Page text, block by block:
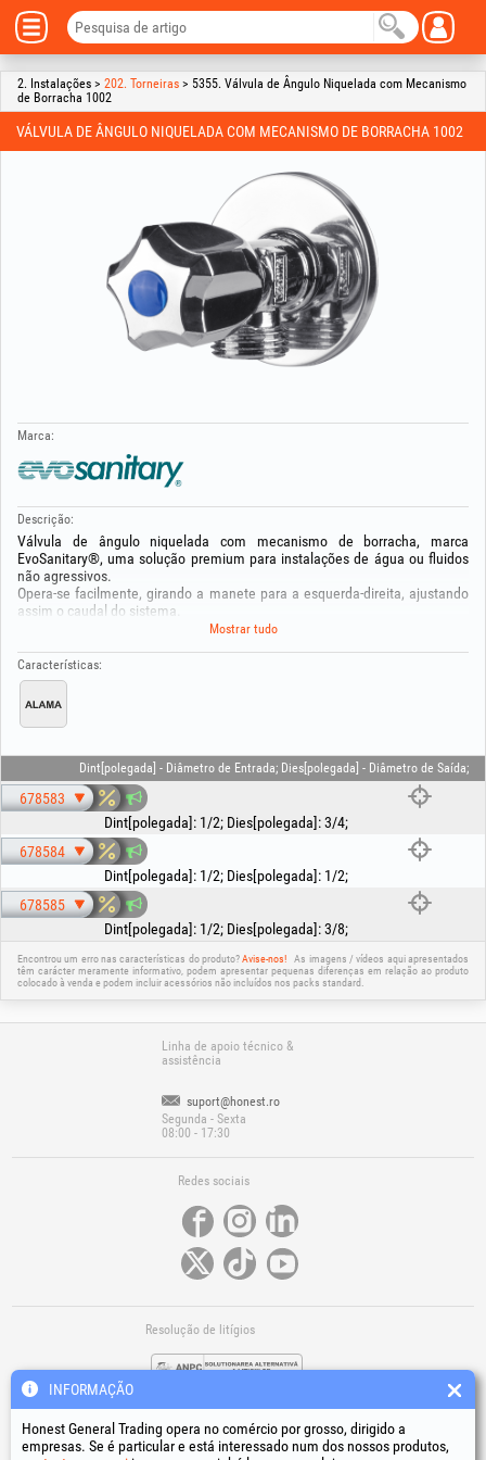
2. Instalações > 202. Torneiras > 5355. Válvula de Ângulo Niquelada com Mecanismo
de Borracha 1002
VÁLVULA DE ÂNGULO NIQUELADA COM MECANISMO DE BORRACHA 1002
Marca:
Descrição:
Válvula de ângulo niquelada com mecanismo de borracha, marca
EvoSanitary®, uma solução premium para instalações de água ou fluidos
não agressivos.
Opera-se facilmente, girando a manete para a esquerda‑direita, ajustando
assim o caudal do sistema.
O corpo em latão garante boa resistência à corrosão ao longo do tempo e o
instalação em zonas visíveis.
O mecanismo é fabricado em borracha.
Temperatura máxima de trabalho: 100°C
Mostrar tudo
Características:
Dint[polegada] - Diâmetro de Entrada; Dies[polegada] - Diâmetro de Saída;
678583
Dint[polegada]: 1/2; Dies[polegada]:3/4;
678584
Dint[polegada]: 1/2; Dies[polegada]: 1/2;
678585
Dint[polegada]: 1/2; Dies[polegada]:3/8;
Encontrou um erro nas características do produto?Avise-nos!
As imagens / vídeos aqui apresentados
têm carácter meramente informativo, podem apresentar pequenas diferenças em relação ao produto
colocado à venda e podem incluir acessórios não incluídos nos packs standard.
Linha de apoio técnico &
assistência
suport@honest.ro
Segunda - Sexta
08:00 - 17:30
Redes sociais
Resolução de litígios
INFORMAÇÃO
Honest General Trading opera no comércio por grosso, dirigido a
empresas. Se é particular e está interessado num dos nossos produtos,